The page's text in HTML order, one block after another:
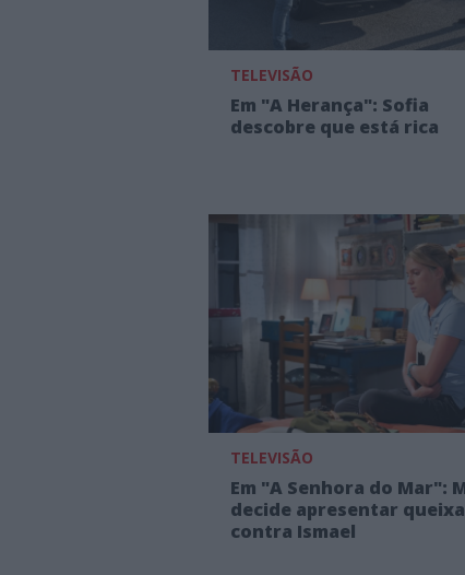
TELEVISÃO
Em "A Herança": Sofia
descobre que está rica
TELEVISÃO
Em "A Senhora do Mar":
decide apresentar queixa
contra Ismael